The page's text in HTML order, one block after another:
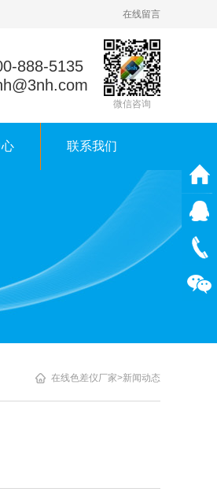
在线留言
微信咨询
888-5135
联系我们
在线色差仪厂家>新闻动态